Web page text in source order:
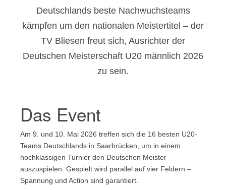
Deutschlands beste Nachwuchsteams
kämpfen um den nationalen Meistertitel – der
TV Bliesen freut sich, Ausrichter der
Deutschen Meisterschaft U20 männlich 2026
zu sein.
Das Event
Am 9. und 10. Mai 2026 treffen sich die 16 besten U20-
Teams Deutschlands in Saarbrücken, um in einem
hochklassigen Turnier den Deutschen Meister
auszuspielen. Gespielt wird parallel auf vier Feldern –
Spannung und Action sind garantiert.